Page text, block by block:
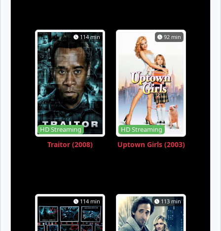
114 min
HD Streaming
Traitor (2008)
92 min
HD Streaming
Uptown Girls (2003)
114 min 113 min